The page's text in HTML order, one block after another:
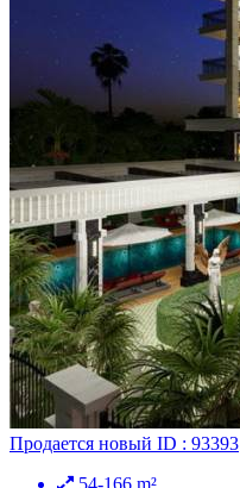
Продается новый ID : 93393